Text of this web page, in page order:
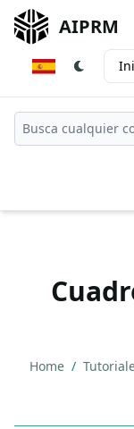
AIPRM
Home /